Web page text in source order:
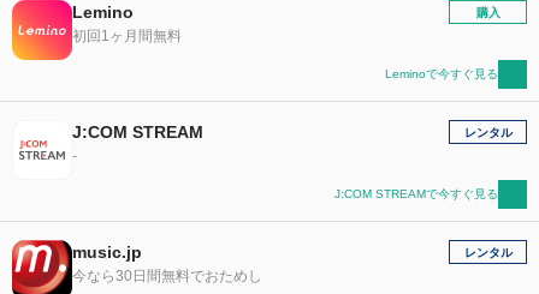
Lemino
初回1ヶ月間無料
購入
Leminoで今すぐ見る
J:COM STREAM
-
レンタル
J:COM STREAMで今すぐ見る
music.jp
今なら30日間無料でおためし
レンタル